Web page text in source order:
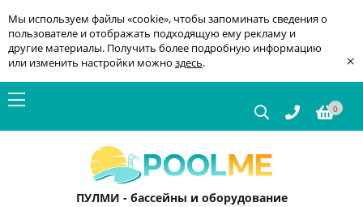
Мы используем файлы «cookie», чтобы запоминать сведения о
пользователе и отображать подходящую ему рекламу и
другие материалы. Получить более подробную информацию
или изменить настройки можно здесь. ×
0
ПУЛМИ - бассейны и оборудование